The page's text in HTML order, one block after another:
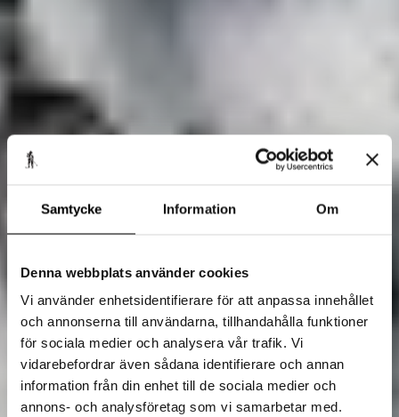
Samtycke Information Om
Denna webbplats använder cookies
Vi använder enhetsidentifierare för att anpassa innehållet
och annonserna till användarna, tillhandahålla funktioner
för sociala medier och analysera vår trafik. Vi
vidarebefordrar även sådana identifierare och annan
information från din enhet till de sociala medier och
annons- och analysföretag som vi samarbetar med.